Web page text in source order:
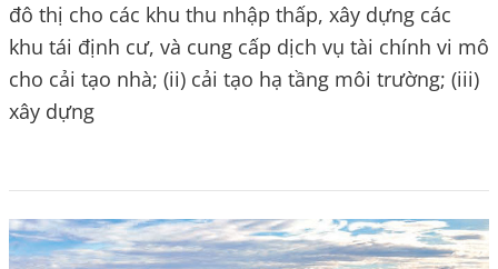
đô thị cho các khu thu nhập thấp, xây dựng các
khu tái định cư, và cung cấp dịch vụ tài chính vi mô
cho cải tạo nhà; (ii) cải tạo hạ tầng môi trường; (iii)
xây dựng